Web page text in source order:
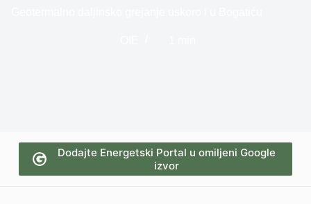
Dodajte Energetski Portal u omiljeni Google
izvor